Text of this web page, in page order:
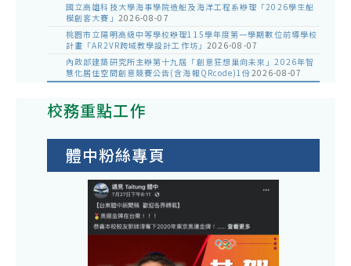
國立高雄科技大學海事學院造船及海洋工程系辦理「2026學生船
模創客大賽」 2026-08-07
桃園市立陽明高級中等學校辦理115學年度第一學期數位前導學校
計畫「AR2VR跨域教學設計工作坊」 2026-08-07
內政部建築研究所主辦第十九屆「創意狂想巢向未來」2026年智
慧化居住空間創意競賽公告(含海報QRcode)1份2026-08-07
校務重點工作
體中粉絲專頁